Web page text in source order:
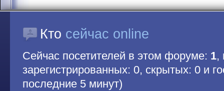
Кто сейчас online
Сейчас посетителей в этом форуме: 1,
зарегистрированных: 0, скрытых: 0 и
последние 5 минут)